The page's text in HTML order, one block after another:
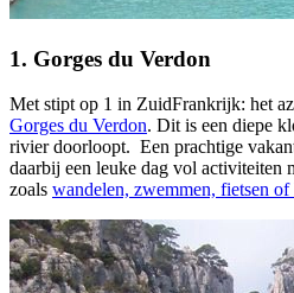
1. Gorges du Verdon
Met stipt op 1 in ZuidFrankrijk: het
Gorges du Verdon. Dit is een diepe
rivier doorloopt. Een prachtige
daarbij een leuke dag vol activiteiten
zoals wandelen, zwemmen, fietsen of